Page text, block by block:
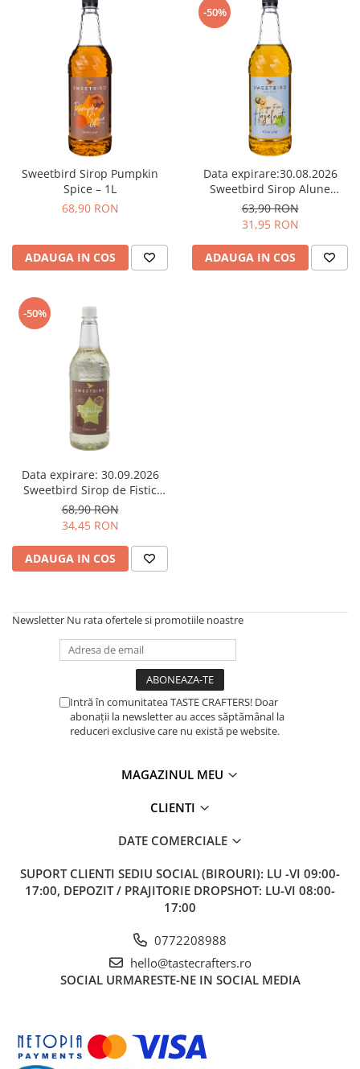
Ciocolata calda
Lapte alternativ
Superfood Latte
Accesorii ceai
Chai Latte
Aparatura cafea
Espressoare
Espressoare Manuale Profesionale
Espressoare Automate Office
Prepararea cafelei
Cafetiere
Presa franceza
Aparate brewing
Aparate automate pentru lapte
Filtrare apa
BWT
Rasnite Electrice
Domestice
Domestice Prosumer
Single Dose
Accesorii Bar
Accesorii sirop
Cești pentru cafea
Tamping - Statie de tampare
Cupping
Sweetbird Sirop Pumpkin
Spice – 1L
68,90 RON
ADAUGA IN COS
-50%
Data expirare:30.08.2026
Sweetbird Sirop Alune
(Hazelnut) Sugar Free – 1L
63,90 RON
31,95 RON
ADAUGA IN COS
-50%
Data expirare: 30.09.2026
Sweetbird Sirop de Fistic
(Pistachio) – 1L
68,90 RON
34,45 RON
ADAUGA IN COS
Newsletter Nu rata ofertele si promotiile noastre
Intră în comunitatea TASTE CRAFTERS! Doar
abonații la newsletter au acces săptămânal la
reduceri exclusive care nu există pe website.
MAGAZINUL MEU
CLIENTI
DATE COMERCIALE
SUPORT CLIENTI SEDIU SOCIAL (BIROURI): LU -VI 09:00-
17:00, DEPOZIT / PRAJITORIE DROPSHOT: LU-VI 08:00-
17:00
0772208988
hello@tastecrafters.ro
SOCIAL URMARESTE-NE IN SOCIAL MEDIA